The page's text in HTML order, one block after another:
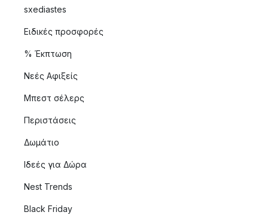
sxediastes
Ειδικές προσφορές
% Έκπτωση
Νεές Αφιξείς
Μπεστ σέλερς
Περιστάσεις
Δωμάτιο
Ιδεές για Δώρα
Nest Trends
Black Friday